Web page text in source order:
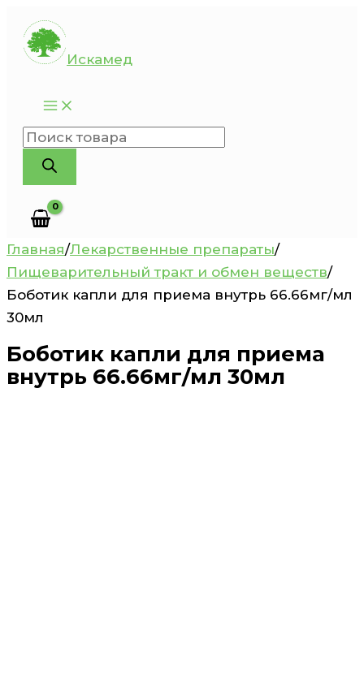
Перейти
содержимому
Искамед
Поиск
товаров
Главная/Лекарственные препараты/
Пищеварительный тракт и обмен веществ/
Боботик капли для приема внутрь 66.66мг/мл
30мл
Боботик капли для приема
внутрь 66.66мг/мл 30мл